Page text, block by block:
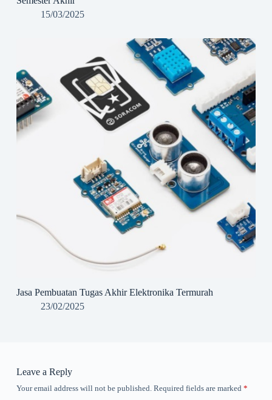
15/03/2025
Jasa Pembuatan Tugas Akhir Elektronika Termurah
23/02/2025
Leave a Reply
Your email address will not be published. Required fields are marked *